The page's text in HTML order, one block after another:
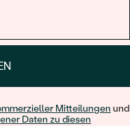
Mitteilungen und
Daten zu diesen